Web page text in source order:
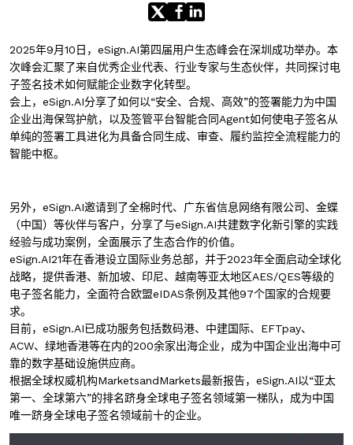
2025年9月10日，eSign.AI第四届用户生态峰会在深圳成功举办。本
次峰会汇聚了来自优秀企业代表、行业专家与生态伙伴，共同探讨电
子签名技术如何赋能企业数字化转型。
会上，eSign.AI分享了如何以“安全、合规、高效”的签署能力为中国
企业出海保驾护航，以及签管平台智能合同Agent如何使电子签名从
单纯的签署工具进化为具备合同生成、审查、履约监控全流程能力的
智能中枢。
另外，eSign.AI邀请到了全棉时代、广东省信息网络有限公司、金蝶
（中国）等伙伴与客户，分享了与eSign.AI共建数字化新引擎的实践
经验与成功案例，全面展示了生态合作的价值。
eSign.AI21年在香港设立国际业务总部，并于2023年全面启动全球化
战略，提供香港、新加坡、印尼、越南等亚太地区AES/QES等级的
电子签名能力，全面符合欧盟eIDAS条例及其他97个国家的合规要
求。
目前，eSign.AI已成功服务包括数码港、中建国际、EFTpay、
ACW、绿地香港等在内的200余家出海企业，成为中国企业出海中可
靠的数字基础设施供应商。
根据全球权威机构MarketsandMarkets最新报告，eSign.AI以“亚太
第一、全球第六”的排名跻身全球电子签名领域第一梯队，成为中国
唯一跻身全球电子签名领域前十的企业。